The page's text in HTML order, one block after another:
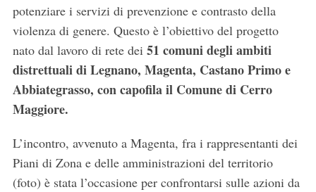
potenziare i servizi di prevenzione e contrasto della
violenza di genere. Questo è l’obiettivo del progetto
nato dal lavoro di rete dei 51 comuni degli ambiti
distrettuali di Legnano, Magenta, Castano Primo e
Abbiategrasso, con capofila il Comune di Cerro
Maggiore.
L’incontro, avvenuto a Magenta, fra i rappresentanti dei
Piani di Zona e delle amministrazioni del territorio
(foto) è stata l’occasione per confrontarsi sulle azioni da